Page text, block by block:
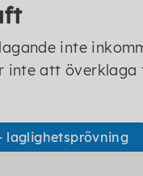
inte
inte att
laglighetsprövning